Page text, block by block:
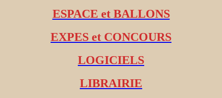
ESPACE et BALLONS
EXPES et CONCOURS
LOGICIELS
LIBRAIRIE